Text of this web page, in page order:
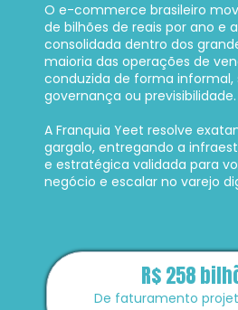
O e-commerce brasileiro
de bilhões de reais por ano e
consolidada dentro dos
maioria das operações de
conduzida de forma informal,
governança ou previsibilidade.
A Franquia Yeet resolve
gargalo, entregando a
e estratégica validada para
negócio e escalar no varejo
R$ 258
De faturamento